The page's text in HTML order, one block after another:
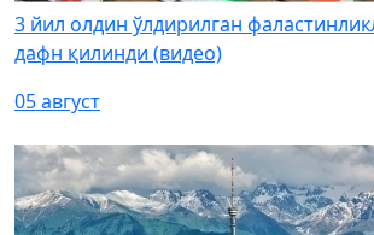
3 йил олдин ўлдирилган
дафн қилинди (видео)
05 август